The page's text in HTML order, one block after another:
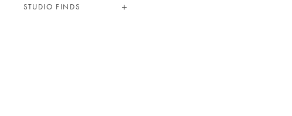
STUDIO FINDS